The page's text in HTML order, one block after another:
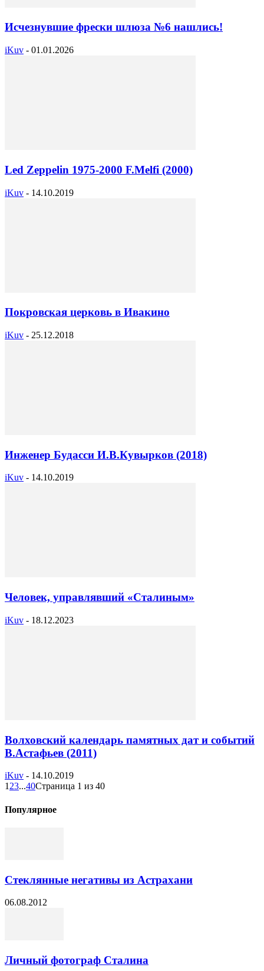
Исчезнувшие фрески шлюза №6 нашлись!
iKuv - 01.01.2026
Led Zeppelin 1975-2000 F.Melfi (2000)
iKuv - 14.10.2019
Покровская церковь в Ивакино
iKuv - 25.12.2018
Инженер Будасси И.В.Кувырков (2018)
iKuv - 14.10.2019
Человек, управлявший «Сталиным»
iKuv - 18.12.2023
Волховский календарь памятных дат и событий
В.Астафьев (2011)
iKuv - 14.10.2019
1 23...40Страница 1 из 40
Популярное
Стеклянные негативы из Астрахани
06.08.2012
Личный фотограф Сталина